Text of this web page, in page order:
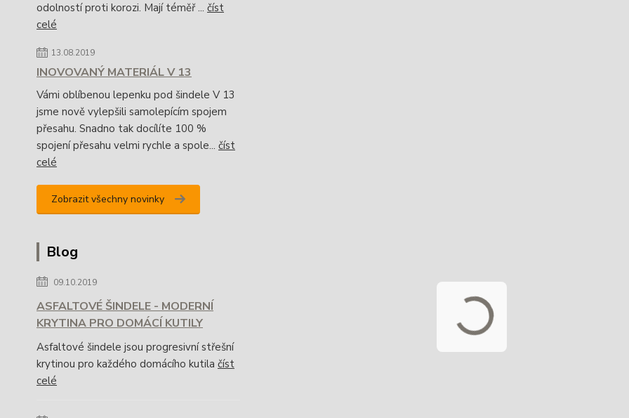
odolností proti korozi. Mají téměř ... číst
celé
13.08.2019
INOVOVANÝ MATERIÁL V 13
Vámi oblíbenou lepenku pod šindele V 13
jsme nově vylepšili samolepícím spojem
přesahu. Snadno tak docílíte 100 %
spojení přesahu velmi rychle a spole... číst
celé
Zobrazit všechny novinky
Blog
09.10.2019
ASFALTOVÉ ŠINDELE - MODERNÍ
KRYTINA PRO DOMÁCÍ KUTILY
Asfaltové šindele jsou progresivní střešní
krytinou pro každého domácího kutila číst
celé